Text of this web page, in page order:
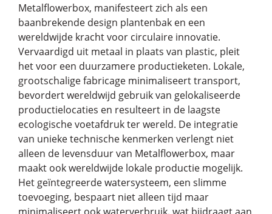
Metalflowerbox, manifesteert zich als een
baanbrekende design plantenbak en een
wereldwijde kracht voor circulaire innovatie.
Vervaardigd uit metaal in plaats van plastic, pleit
het voor een duurzamere productieketen. Lokale,
grootschalige fabricage minimaliseert transport,
bevordert wereldwijd gebruik van gelokaliseerde
productielocaties en resulteert in de laagste
ecologische voetafdruk ter wereld. De integratie
van unieke technische kenmerken verlengt niet
alleen de levensduur van Metalflowerbox, maar
maakt ook wereldwijde lokale productie mogelijk.
Het geïntegreerde watersysteem, een slimme
toevoeging, bespaart niet alleen tijd maar